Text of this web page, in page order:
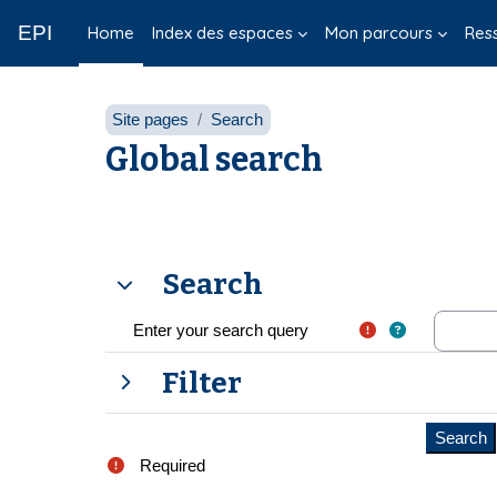
EPI Home Index des espaces Mon parcours
Site pages Search
Global search
Search
Search Search
Enter your search query
Filter
Filter Filter
Required